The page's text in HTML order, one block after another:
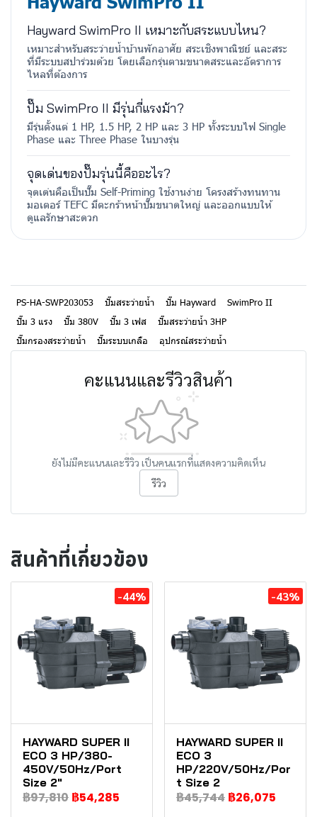
Hayward SwimPro II เหมาะกับสระแบบไหน?
เหมาะสำหรับสระว่ายน้ำบ้านพักอาศัย สระเชิงพาณิชย์ และสระ
ที่มีระบบสปาร่วมด้วย โดยเลือกรุ่นตามขนาดสระและอัตราการ
ไหลที่ต้องการ
ปั๊ม SwimPro II มีรุ่นกี่แรงม้า?
มีรุ่นตั้งแต่ 1 HP, 1.5 HP, 2 HP และ 3 HP ทั้งระบบไฟ Single
Phase และ Three Phase ในบางรุ่น
จุดเด่นของปั๊มรุ่นนี้คืออะไร?
จุดเด่นคือเป็นปั๊ม Self-Priming ใช้งานง่าย โครงสร้างทนทาน
มอเตอร์ TEFC มีตะกร้าหน้าปั๊มขนาดใหญ่ และออกแบบให้
ดูแลรักษาสะดวก
PS-HA-SWP203053 ปั๊มสระว่ายน้ำ ปั๊ม Hayward
SwimPro II
ปั๊ม 3 แรง
ปั๊ม 380V ปั๊ม 3 เฟส
ปั๊มสระว่ายน้ำ 3HP
ปั๊มกรองสระว่ายน้ำ
ปั๊มระบบเกลือ อุปกรณ์สระว่ายน้ำ
คะแนนและรีวิวสินค้า
ยังไม่มีคะแนนและรีวิว เป็นคนแรกที่แสดงความคิดเห็น
รีวิว
สินค้าที่เกี่ยวข้อง
-44%
HAYWARD SUPER II
ECO 3 HP/380-
450V/50Hz/Port
Size 2"
฿97,810 ฿54,285
-43%
HAYWARD SUPER II
ECO 3
HP/220V/50Hz/Por
t Size 2
฿45,744 ฿26,075